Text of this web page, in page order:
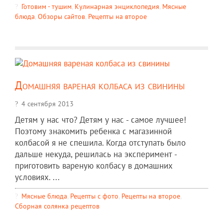
Готовим - тушим, Кулинарная энциклопедия, Мясные
блюда, Обзоры сайтов, Рецепты на второе
Домашняя вареная колбаса из свинины
4 сентября 2013
Детям у нас что? Детям у нас - самое лучшее!
Поэтому знакомить ребенка с магазинной
колбасой я не спешила. Когда отступать было
дальше некуда, решилась на эксперимент -
приготовить вареную колбасу в домашних
условиях. ...
Мясные блюда, Рецепты c фото, Рецепты на второе,
Сборная солянка рецептов